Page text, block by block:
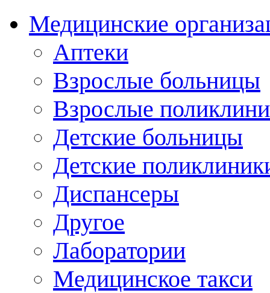
Медицинские
Аптеки
Взрослые больницы
Взрослые
Детские больницы
Детские
Диспансеры
Другое
Лаборатории
Медицинское такси